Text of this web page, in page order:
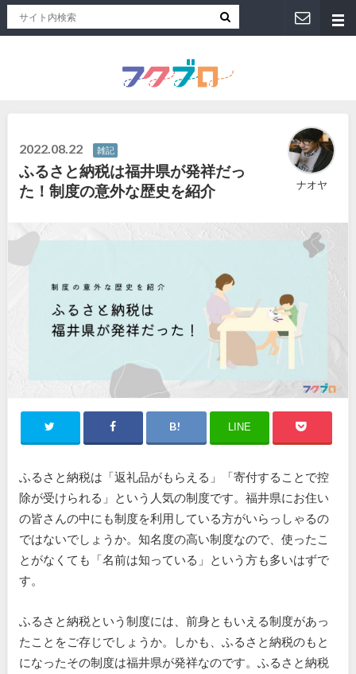
2022.08.22 雑記
ふるさと納税は福井県が発祥だっ
た！制度の意外な歴史を紹介
ナオヤ
LINE
ふるさと納税は「返礼品がもらえる」「寄付することで控
除が受けられる」という人気の制度です。福井県にお住い
の皆さんの中にも制度を利用している方がいらっしゃるの
ではないでしょうか。知名度の高い制度なので、使ったこ
とがなくても「名前は知っている」という方も多いはずで
す。
ふるさと納税という制度には、前身ともいえる制度があっ
たことをご存じでしょうか。しかも、ふるさと納税のもと
になったその制度は福井県が発祥なのです。ふるさと納税